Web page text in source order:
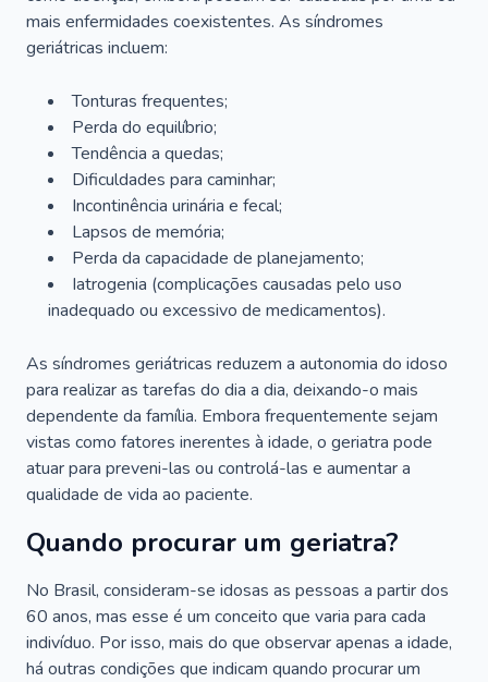
mais enfermidades coexistentes. As síndromes
geriátricas incluem:
Tonturas frequentes;
Perda do equilíbrio;
Tendência a quedas;
Dificuldades para caminhar;
Incontinência urinária e fecal;
Lapsos de memória;
Perda da capacidade de planejamento;
Iatrogenia (complicações causadas pelo uso
inadequado ou excessivo de medicamentos).
As síndromes geriátricas reduzem a autonomia do idoso
para realizar as tarefas do dia a dia, deixando-o mais
dependente da família. Embora frequentemente sejam
vistas como fatores inerentes à idade, o geriatra pode
atuar para preveni-las ou controlá-las e aumentar a
qualidade de vida ao paciente.
Quando procurar um geriatra?
No Brasil, consideram-se idosas as pessoas a partir dos
60 anos, mas esse é um conceito que varia para cada
indivíduo. Por isso, mais do que observar apenas a idade,
há outras condições que indicam quando procurar um